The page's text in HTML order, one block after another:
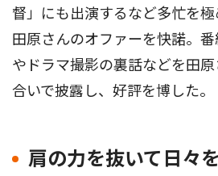
督」にも出演するなど多忙を極
田原さんのオファーを快諾。
やドラマ撮影の裏話などを田
合いで披露し、好評を博した。
肩の力を抜いて日々